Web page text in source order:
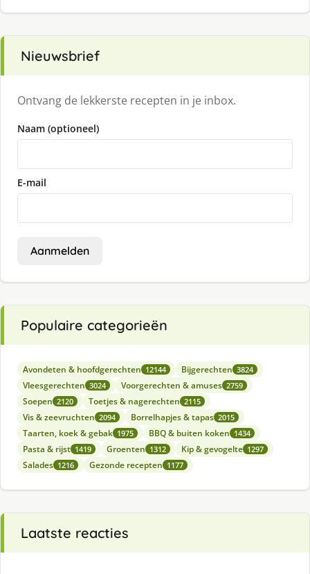
Nieuwsbrief
Ontvang de lekkerste recepten in je inbox.
Naam (optioneel)
E-mail
Aanmelden
Populaire categorieën
Avondeten & hoofdgerechten 12144 Bijgerechten 3824
Vleesgerechten 3024 Voorgerechten & amuses 2759
Soepen 2120 Toetjes & nagerechten 2115
Vis & zeevruchten 2094 Borrelhapjes & tapas 2015
Taarten, koek & gebak 1975 BBQ & buiten koken 1434
Pasta & rijst 1419 Groenten 1312 Kip & gevogelte 1297
Salades 1216 Gezonde recepten 1177
Laatste reacties